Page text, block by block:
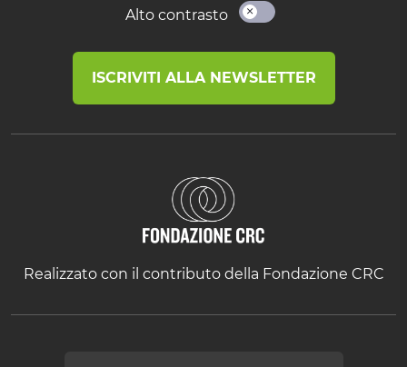
Alto contrasto
ISCRIVITI ALLA NEWSLETTER
Realizzato con il contributo della Fondazione CRC